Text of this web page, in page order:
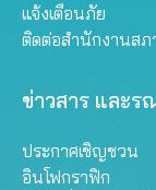
แจ้งเตือนภัย
ติดต่อสำนักงานสภ
ข่าวสาร และร
ประกาศเชิญชวน
อินโฟกราฟิก